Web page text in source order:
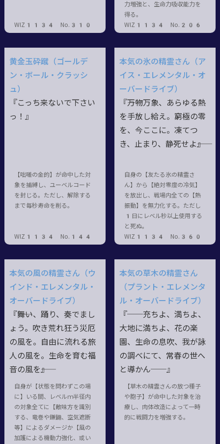
WIZ1134 No.310
力増強と、生命力吸収能力を
得る。
WIZ1134 No.206
黄金玉砕蹴（ゴールデ
ン・ボール・クラッシ
ュ）
『こっち来ないで下さい
っ！』
【咄嗟の金的】が命中した対
象を捕縛し、ユーベルコード
を封じる。ただし、解除する
まで毎秒寿命を削る。
WIZ1134 No.144
本気の氷の精霊さん（ア
イス・エレメンタル・オ
ーバードライブ）
『――万物万象、あらゆる熱
を手放し給え。窮極の零
を、今ここに。凍てつ
き、止まり、静死せよ――』
自身の【友たる氷の精霊さ
ん】から【絶対零度の冷気】
を放出し、戦場内全ての【熱
振動】を無力化する。ただし
1日にレベル秒以上使用する
と死ぬ。
WIZ1134 No.360
本気の風の精霊さん（ウ
インド・エレメンタル・
オーバードライブ）
『――舞い、踊り、奏でまし
ょう。吹き荒れ狂う災厄
の風を。自由に流れる旅
人の風を。生命を育む福
音の風を――』
自身が【状態を問わずこの場
に】いる間、レベルｍ半径内
の対象全てに【敵味方を識別
する、竜巻や鎌鼬、空気遮断
等】によるダメージか【風の
加護による機動力強化、或い
本気の草木の精霊さん
（プラント・エレメンタ
ル・オーバードライブ）
『──充ちよ、満ちよ、
大地に満ちよ、花の楽
園、生命の息吹、我が詠
の調べにて、常春の世へ
と導かん──』
【草木の精霊さんの放つ種子
や胞子】が命中した対象を治
療し、肉体改造によって一時
的に戦闘力を増強する。